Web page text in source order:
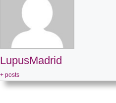
LupusMadrid
+ posts